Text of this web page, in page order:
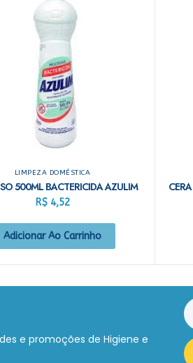
LIMPEZA DOMÉSTICA
500ML BACTERICIDA AZULIM
R$4,52
Adicionar Ao Carrinho
e promoções de Higiene e